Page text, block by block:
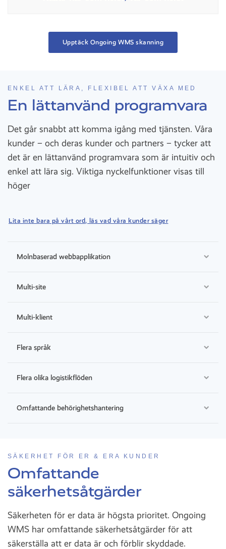
Upptäck Ongoing WMS skanning
ENKEL ATT LÄRA, FLEXIBEL ATT VÄXA MED
En lättanvänd programvara
Det går snabbt att komma igång med tjänsten. Våra
kunder – och deras kunder och partners – tycker att
det är en lättanvänd programvara som är intuitiv och
enkel att lära sig. Viktiga nyckelfunktioner visas till
höger
Lita inte bara på vårt ord, läs vad våra kunder säger
Molnbaserad webbapplikation
Multi-site
Multi-klient
Flera språk
Flera olika logistikflöden
Omfattande behörighetshantering
SÄKERHET FÖR ER & ERA KUNDER
Omfattande
säkerhetsåtgärder
Säkerheten för er data är högsta prioritet. Ongoing
WMS har omfattande säkerhetsåtgärder för att
säkerställa att er data är och förblir skyddade.